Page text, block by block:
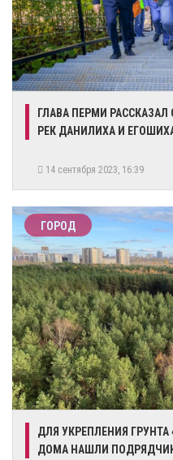
ГЛАВА ПЕРМИ
РЕК ДАНИЛИХА И
14 сентября 2023, 16:39
ГОРОД
​ДЛЯ УКРЕПЛЕНИЯ
ДОМА НАШЛИ